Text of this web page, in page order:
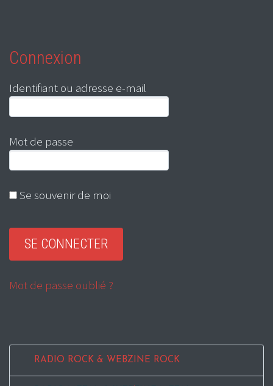
Connexion
Identifiant ou adresse e-mail
Mot de passe
Se souvenir de moi
Mot de passe oublié ?
RADIO ROCK & WEBZINE ROCK